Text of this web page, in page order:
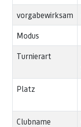
vorgabewirksam
Modus
Turnierart
Platz
Clubname